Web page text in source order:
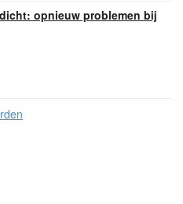
opnieuw problemen bij